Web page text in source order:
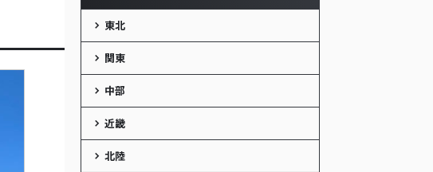
東北
関東
中部
近畿
北陸